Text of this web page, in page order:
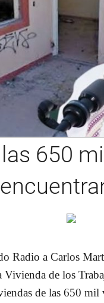
650
Radio a Carlos
de los
de las 650 mil